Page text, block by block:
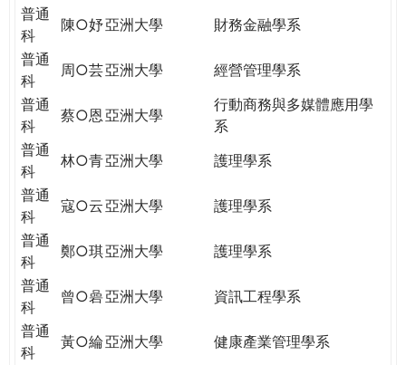
普通
科
陳○妤亞洲大學
財務金融學系
普通
科
周○芸亞洲大學
經營管理學系
普通
科
蔡○恩 亞洲大學
行動商務與多媒體應用學
系
普通
科
林○青亞洲大學
護理學系
普通
科
寇○云亞洲大學
護理學系
普通
科
鄭○琪亞洲大學
護理學系
普通
科
曾○碞亞洲大學
資訊工程學系
普通
科
黃○綸亞洲大學
健康產業管理學系